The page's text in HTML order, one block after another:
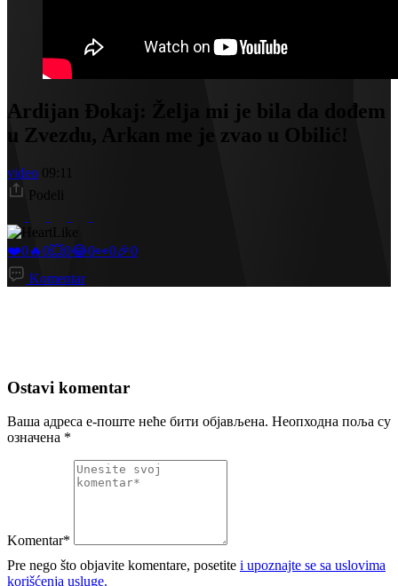
Ardijan Đokaj: Želja mi je bila da dođem
u Zvezdu, Arkan me je zvao u Obilić!
video 09:11
Podeli
Like
❤️0🔥0💥0😂0👀0🎉0
Komentar
Ostavi komentar
Ваша адреса е-поште неће бити објављена. Неопходна поља су
означена *
Komentar*
Pre nego što objavite komentare, posetite i upoznajte se sa uslovima
korišćenja usluge.